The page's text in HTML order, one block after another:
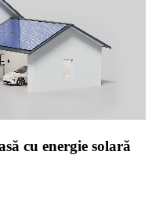
cu energie solară